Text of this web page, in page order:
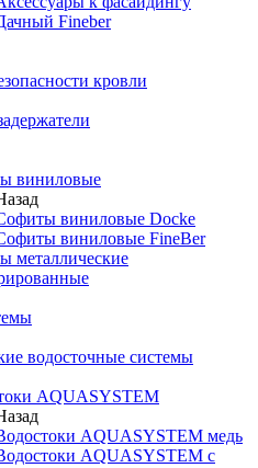
Fineber
кровли
виниловые
виниловые Docke
виниловые FineBer
металлические
водосточные системы
AQUASYSTEM
AQUASYSTEM медь
AQUASYSTEM с